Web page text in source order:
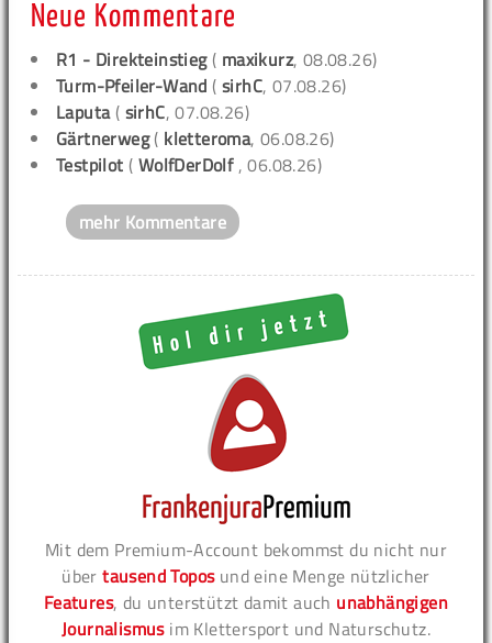
Neue Kommentare
R1 - Direkteinstieg( maxikurz, 08.08.26)
Turm-Pfeiler-Wand (sirhC, 07.08.26)
Laputa( sirhC, 07.08.26)
Gärtnerweg( kletteroma, 06.08.26)
Testpilot ( WolfDerDolf , 06.08.26)
mehr Kommentare
Mit dem Premium-Account bekommst du nicht nur
übertausend Toposund eine Menge nützlicher
Features, du unterstützt damit auch unabhängigen
Journalismusim Klettersport und Naturschutz.